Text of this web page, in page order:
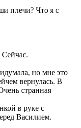
плечи? Что я с
но мне это
вернулась. В
странная
в руке с
Василием.